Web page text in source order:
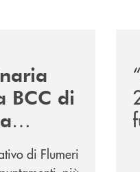
BCC di
di Flumeri